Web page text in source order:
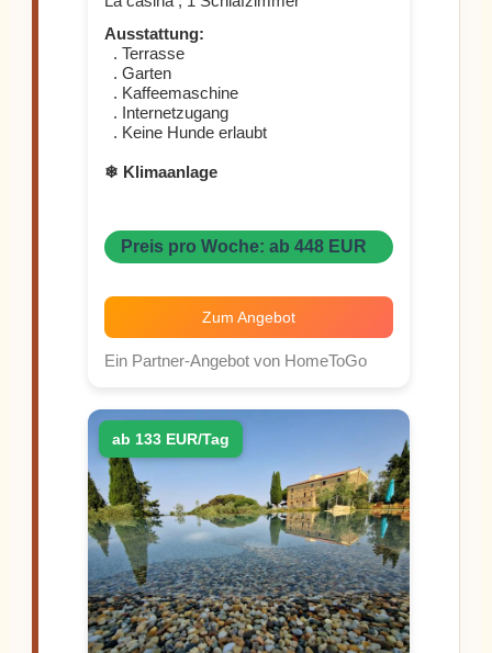
Ausstattung:
. Terrasse
. Garten
. Kaffeemaschine
. Internetzugang
. Keine Hunde erlaubt
❄ Klimaanlage
Preis pro Woche: ab 448 EUR
Zum Angebot
Ein Partner-Angebot von HomeToGo
ab 133 EUR/Tag